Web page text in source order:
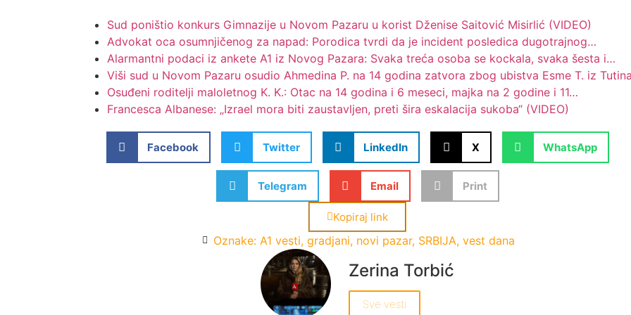
Sud poništio konkurs Gimnazije u Novom Pazaru u korist Dženise Saitović Misirlić (VIDEO)
Advokat oca osumnjičenog za napad: Porodica tvrdi da je incident posledica dugotrajnog…
Alarmantni podaci iz ankete A1 iz Novog Pazara: Svaka treća osoba se kockala, svaka šesta i…
Viši sud u Novom Pazaru osudio Ahmedina P. na 14 godina zatvora zbog ubistva Esme T. iz
Osuđeni roditelji maloletnog K. K.: Otac na 14 godina i 6 meseci, majka na 2 godine i 11…
Francesca Albanese: „Izrael mora biti zaustavljen, preti šira eskalacija sukoba“ (VIDEO)
Facebook Twitter LinkedIn X WhatsApp
Telegram Email Print
Kopiraj link
Oznake:A1 vesti,gradjani, novi pazar, SRBIJA,vest dana
Zerina Torbić
Sve vesti